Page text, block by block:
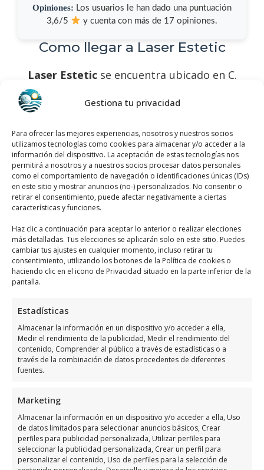
Gestiona tu privacidad
Para ofrecer las mejores experiencias, nosotros y nuestros socios
utilizamos tecnologías como cookies para almacenar y/o acceder a la
información del dispositivo. La aceptación de estas tecnologías nos
permitirá a nosotros y a nuestros socios procesar datos personales
como el comportamiento de navegación o identificaciones únicas (IDs)
en este sitio y mostrar anuncios (no-) personalizados. No consentir o
retirar el consentimiento, puede afectar negativamente a ciertas
características y funciones.
Haz clic a continuación para aceptar lo anterior o realizar elecciones
más detalladas. Tus elecciones se aplicarán solo en este sitio. Puedes
cambiar tus ajustes en cualquier momento, incluso retirar tu
consentimiento, utilizando los botones de la Política de cookies o
haciendo clic en el icono de Privacidad situado en la parte inferior de la
pantalla.
Estadísticas
Almacenar la información en un dispositivo y/o acceder a ella,
Medir el rendimiento de la publicidad, Medir el rendimiento del
contenido, Comprender al público a través de estadísticas o a
través de la combinación de datos procedentes de diferentes
fuentes.
Marketing
Almacenar la información en un dispositivo y/o acceder a ella, Uso
de datos limitados para seleccionar anuncios básicos, Crear
perfiles para publicidad personalizada, Utilizar perfiles para
seleccionar la publicidad personalizada, Crear un perfil para
personalizar el contenido, Uso de perfiles para la selección de
Opiniones: Los usuarios le han dado una puntuación
3,6/5
y cuenta con más de 17 opiniones.
Como llegar a Laser Estetic
Laser Esteticse encuentra ubicado en C.
Jade, 2, 03189 La Zenia, Alicante, España,
utiliza el siguientemapa para localizarlos
Haz clic para aceptar márketing cookies y
Días Horario
Martes
Miércoles
9:00 a 19:00
Jueves
9:00 a 19:00
Viernes
9:00 a 14:00